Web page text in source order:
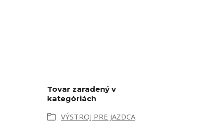
Tovar zaradený v
kategóriách
VÝSTROJ PRE JAZDCA